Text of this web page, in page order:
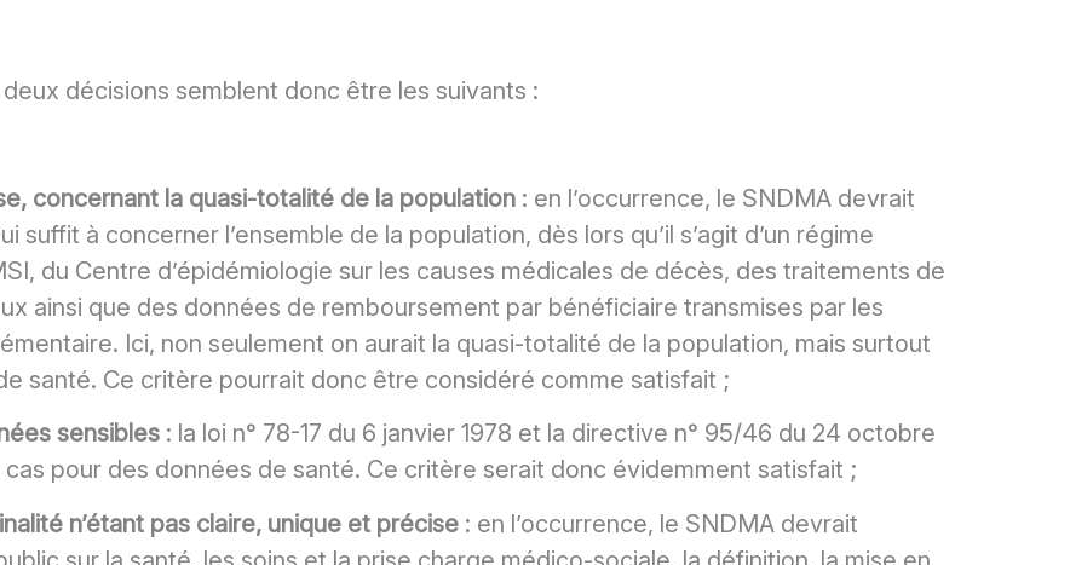
décisions semblent donc être les suivants :
concernant la quasi-totalité de la population : en l’occurrence, le SNDMA devrait
suffit à concerner l’ensemble de la population, dès lors qu’il s’agit d’un régime
du Centre d’épidémiologie sur les causes médicales de décès, des traitements de
ainsi que des données de remboursement par bénéficiaire transmises par les
Ici, non seulement on aurait la quasi-totalité de la population, mais surtout
santé. Ce critère pourrait donc être considéré comme satisfait ;
sensibles : la loi n° 78-17 du 6 janvier 1978 et la directive n° 95/46 du 24 octobre
pour des données de santé. Ce critère serait donc évidemment satisfait ;
n’étant pas claire, unique et précise : en l’occurrence, le SNDMA devrait